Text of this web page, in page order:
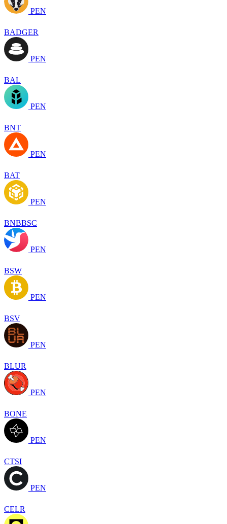
PEN
BADGER
PEN
BAL
PEN
BNT
PEN
BAT
PEN
BNBBSC
PEN
BSW
PEN
BSV
PEN
BLUR
PEN
BONE
PEN
CTSI
PEN
CELR